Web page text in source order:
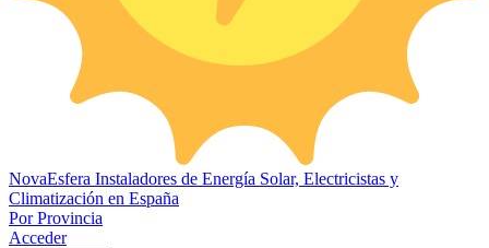
NovaEsfera Instaladores de Energía Solar, Electricistas y
Climatización en España
Por Provincia
Acceder